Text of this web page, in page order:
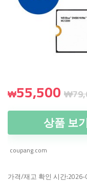
₩55,500 ₩
상품 보
coupang.com
가격/재고 확인 시간